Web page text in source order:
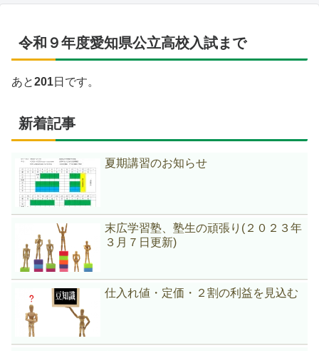
令和９年度愛知県公立高校入試まで
あと201日です。
新着記事
夏期講習のお知らせ
末広学習塾、塾生の頑張り(２０２３年
３月７日更新)
仕入れ値・定価・２割の利益を見込む